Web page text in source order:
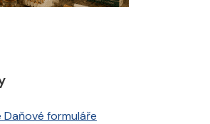
Daňové formuláře